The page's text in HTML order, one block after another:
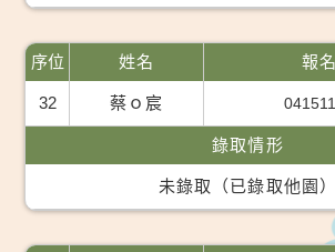
序位
32
姓名
蔡ｏ宸
報
錄取情形
未錄取（已錄取他園）